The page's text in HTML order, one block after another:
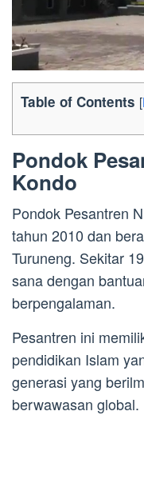
Table of Contents [
Pondok
Kondo
Pondok Pesantren
tahun 2010 dan
Turuneng. Sekitar
sana dengan
berpengalaman.
Pesantren ini
pendidikan Islam
generasi yang
berwawasan global.